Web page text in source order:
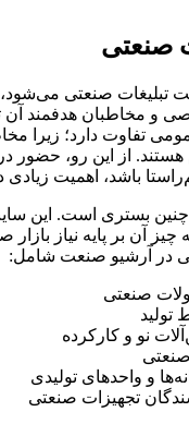
صنعتی
صنعتی می‌شود،
و مخاطبان هدفمند آن
تفاوت دارد؛ زیرا
از این رو، حضور در
باشد، اهمیت زیادی
چنین بستری است. این
آن بر پایه نیاز
در آرشیو صنعت شامل:
صنعتی
نو و کارکرده
صنعتی
و واحدهای تولیدی
تجهیزات صنعتی